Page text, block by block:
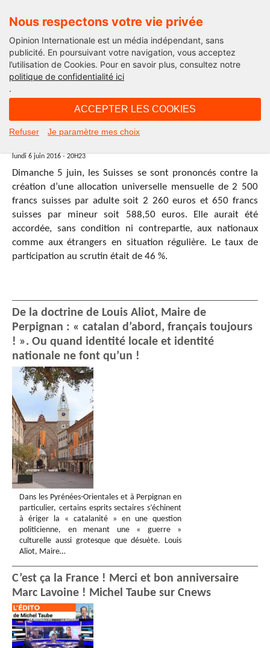
Nous respectons votre vie privée
Opinion Internationale est un média indépendant, sans
publicité. En poursuivant votre navigation, vous acceptez
l’utilisation de Cookies. Pour en savoir plus, consultez notre
politique de confidentialité ici
.
ACCEPTER LES COOKIES
Refuser Je paramètre mes choix
Suisse : rejet massif du revenu de
base inconditionnel
lundi 6 juin 2016 - 20H23
Dimanche 5 juin, les Suisses se sont prononcés contre la
création d’une allocation universelle mensuelle de 2 500
francs suisses par adulte soit 2 260 euros et 650 francs
suisses par mineur soit 588,50 euros. Elle aurait été
accordée, sans condition ni contrepartie, aux nationaux
comme aux étrangers en situation régulière. Le taux de
participation au scrutin était de 46 %.
De la doctrine de Louis Aliot, Maire de
Perpignan : « catalan d’abord, français toujours
! ». Ou quand identité locale et identité
nationale ne font qu’un !
Dans les Pyrénées-Orientales et à Perpignan en
particulier, certains esprits sectaires s’échinent
à ériger la « catalanité » en une question
politicienne, en menant une « guerre »
culturelle aussi grotesque que désuète. Louis
Aliot, Maire…
C’est ça la France ! Merci et bon anniversaire
Marc Lavoine ! Michel Taube sur Cnews